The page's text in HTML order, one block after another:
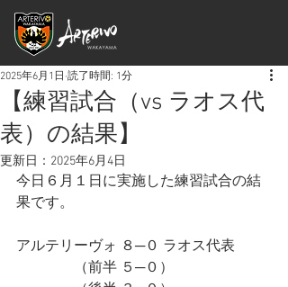
【練習試合（vs ラオス代
表）の結果】
2025年6月1日 読了時間: 1分
更新日： 2025年6月4日
今日６月１日に実施した練習試合の結
果です。
アルテリーヴォ ８─０ ラオス代表
（前半 ５─０）